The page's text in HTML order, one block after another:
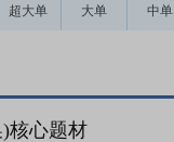
超大单 大单 中单
核心题材